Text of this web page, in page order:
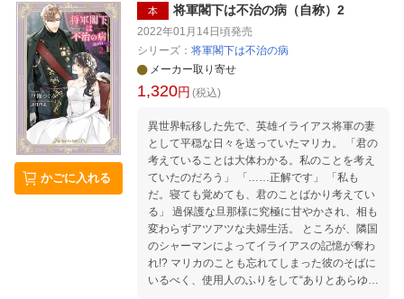
かごに入れる
本 将軍閣下は不治の病（自称）2
2022年01月14日頃発売
シリーズ： 将軍閣下は不治の病
メーカー取り寄せ
1,320円 (税込)
異世界転移した先で、英雄イライアス将軍の妻
として平穏な日々を送っていたマリカ。 「君の
考えていることは大体わかる。私のことを考え
ていたのだろう」 「……正解です」 「私も
だ。寝ても覚めても、君のことばかり考えてい
る」 過保護な旦那様に究極に甘やかされ、相も
変わらずアツアツな夫婦生活。 ところが、隣国
のシャーマンによってイライアスの記憶が奪わ
れ!? マリカのことも忘れてしまった彼のそばに
いるべく、使用人のふりをして“ありとあらゆ